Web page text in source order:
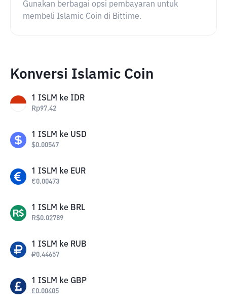
Gunakan berbagai opsi pembayaran untuk
membeli Islamic Coin di Bittime.
Konversi Islamic Coin
1 ISLM ke IDR
Rp97.42
1 ISLM ke USD
$0.00547
1 ISLM ke EUR
€0.00473
1 ISLM ke BRL
R$0.02789
1 ISLM ke RUB
₽0.44657
1 ISLM ke GBP
£0.00405